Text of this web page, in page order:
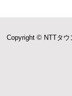
Copyright © NTTタウ